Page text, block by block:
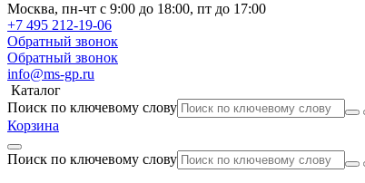
Москва, пн-чт с 9:00 до 18:00, пт до 17:00
+7 495 212-19-06
Обратный звонок
Обратный звонок
info@ms-gp.ru
Каталог
Поиск по ключевому слову
Корзина
Поиск по ключевому слову